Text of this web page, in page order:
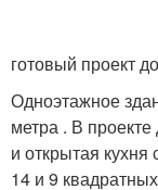
готовый проект
Одноэтажное
метра . В
и открытая
14 и 9